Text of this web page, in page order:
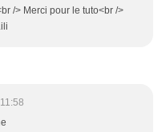
/> Merci pour le tuto<br />